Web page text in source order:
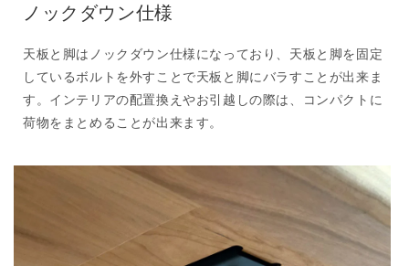
ノックダウン仕様
天板と脚はノックダウン仕様になっており、天板と脚を固定
しているボルトを外すことで天板と脚にバラすことが出来ま
す。インテリアの配置換えやお引越しの際は、コンパクトに
荷物をまとめることが出来ます。